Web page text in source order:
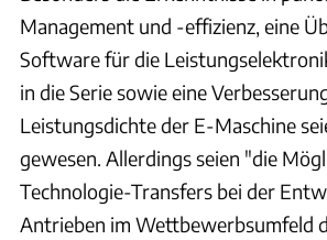
Management und -effizienz, eine
Software für die
in die Serie sowie eine
Leistungsdichte der E-Maschine
gewesen. Allerdings seien "die
Technologie-Transfers bei der
Antrieben im Wettbewerbsumfeld